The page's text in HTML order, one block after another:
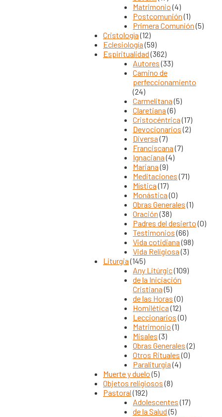
Matrimonio (4)
Postcomunión (1)
Primera Comunión (5)
Cristología (12)
Eclesiología (59)
Espiritualidad (362)
Autores (33)
Camino de
perfeccionamiento
(24)
Carmelitana (5)
Claretiana (6)
Cristocéntrica (17)
Devocionarios (2)
Diversa (7)
Franciscana (7)
Ignaciana (4)
Mariana (9)
Meditaciones (71)
Mística (17)
Monástica (0)
Obras Generales (1)
Oración (38)
Padres del desierto (0)
Testimonios (66)
Vida cotidiana (98)
Vida Religiosa (3)
Liturgia (145)
Any Litúrgic(109)
de la Iniciación
Cristiana (5)
de las Horas (0)
Homilética (12)
Leccionarios (0)
Matrimonio (1)
Misales (3)
Obras Generales (2)
Otros Rituales (0)
Paraliturgia (4)
Muerte y duelo (5)
Objetos religiosos (8)
Pastoral (192)
Adolescentes (17)
de la Salud (5)